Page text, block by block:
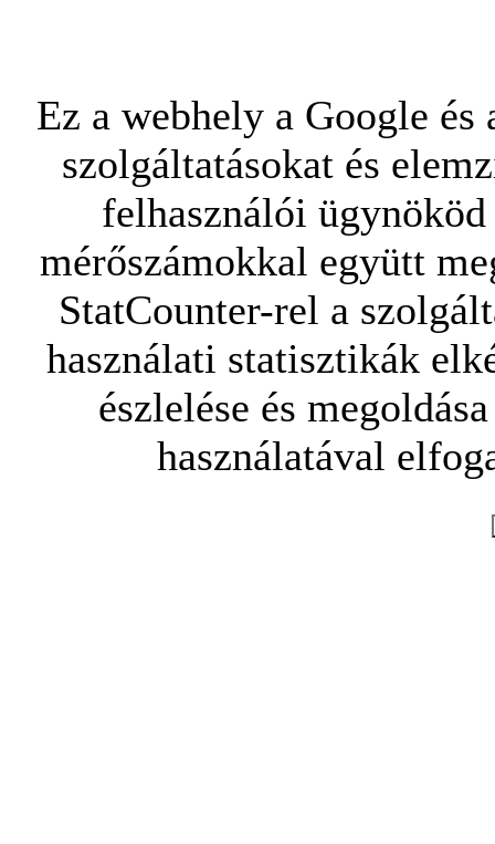
Ez a webhely a Google
szolgáltatásokat és
felhasználói
mérőszámokkal együtt
StatCounter-rel a
használati statisztikák
észlelése és
használatával